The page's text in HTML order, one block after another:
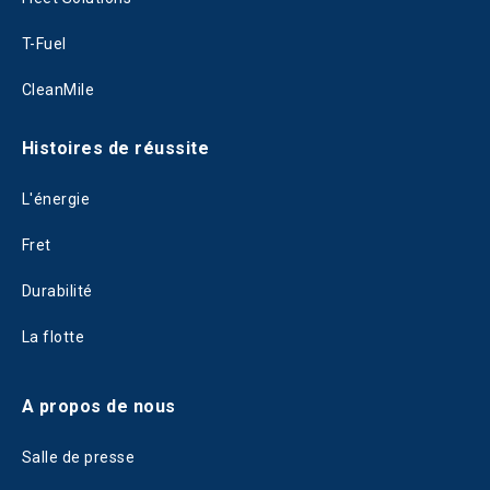
T-Fuel
CleanMile
Histoires de réussite
L'énergie
Fret
Durabilité
La flotte
A propos de nous
Salle de presse